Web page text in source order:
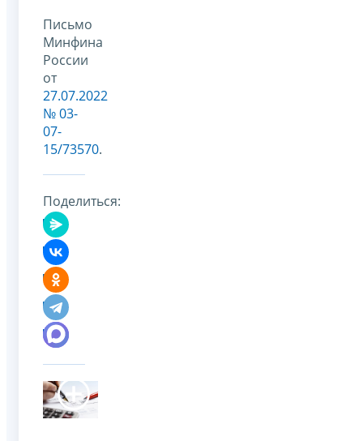
Письмо
Минфина
России
от
27.07.2022
№ 03-
07-
15/73570.
Поделиться: